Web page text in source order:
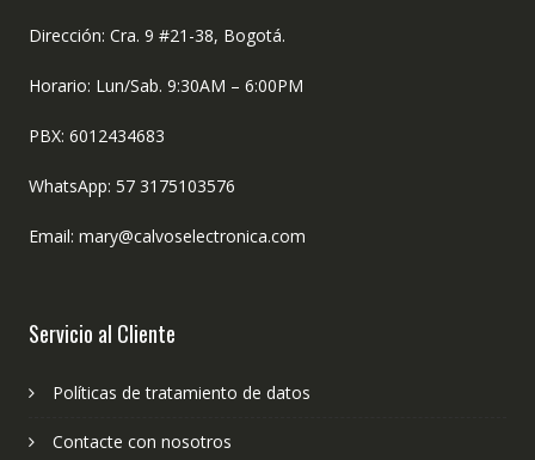
Dirección: Cra. 9 #21-38, Bogotá.
Horario: Lun/Sab. 9:30AM – 6:00PM
PBX: 6012434683
WhatsApp: 57 3175103576
Email: mary@calvoselectronica.com
Servicio al Cliente
Políticas de tratamiento de datos
Contacte con nosotros